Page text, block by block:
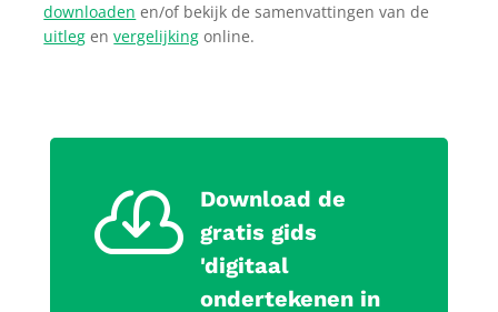
downloaden en/of bekijk de samenvattingen van de
uitleg envergelijking online.

Download de
gratis gids
'digitaal
ondertekenen in